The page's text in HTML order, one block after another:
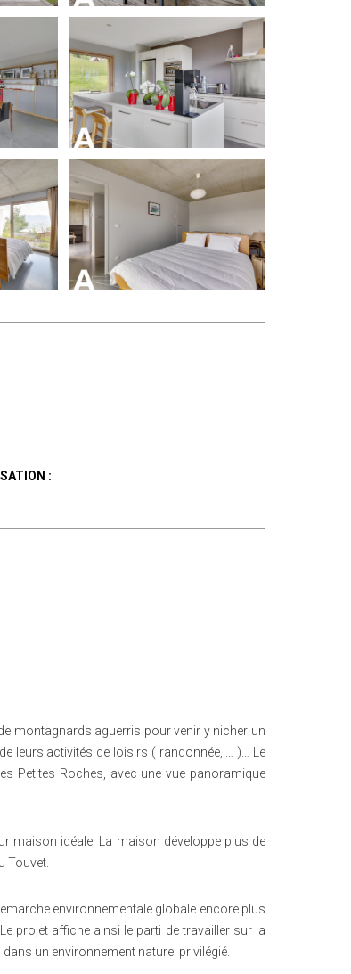
:
montagnards aguerris pour venir y nicher un
leurs activités de loisirs ( randonnée, … )… Le
Petites Roches, avec une vue panoramique
maison idéale. La maison développe plus de
Touvet.
environnementale globale encore plus
projet affiche ainsi le parti de travailler sur la
un environnement naturel privilégié.